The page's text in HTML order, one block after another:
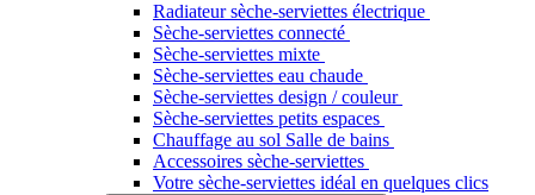
Radiateur sèche-serviettes électrique
Sèche-serviettes connecté
Sèche-serviettes mixte
Sèche-serviettes eau chaude
Sèche-serviettes design / couleur
Sèche-serviettes petits espaces
Chauffage au sol Salle de bains
Accessoires sèche-serviettes
Votre sèche-serviettes idéal en quelques clics